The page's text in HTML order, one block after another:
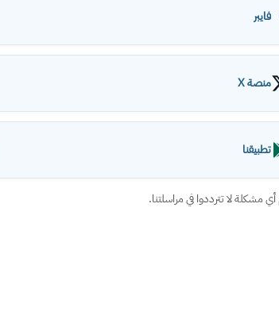
فايبر
منصة X
تطبيقنا
مشكلة لا تترددوا في مراسلتنا.